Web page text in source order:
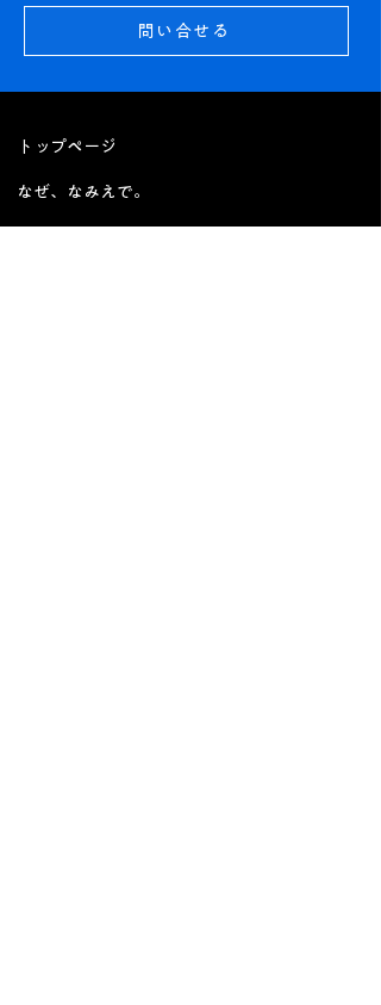
問い合せる
トップページ
​なぜ、なみえで。